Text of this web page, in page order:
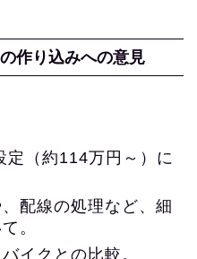
作り込みへの意見
定（約114万円～）に
配線の処理など、細
。
イクとの比較。